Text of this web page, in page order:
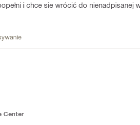
i chce sie wrócić do nienadpisanej
Center